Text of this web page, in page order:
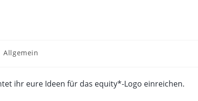
Allgemein
ihr eure Ideen für das equity*-Logo einreichen.